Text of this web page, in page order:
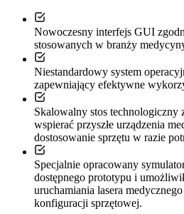
Nowoczesny interfejs GUI
stosowanych w branży
Niestandardowy system
zapewniający efektywne
Skalowalny stos technologiczny
wspierać przyszłe urządzenia
dostosowanie sprzętu w razie
Specjalnie opracowany
dostępnego prototypu i
uruchamiania lasera
konfiguracji sprzętowej.